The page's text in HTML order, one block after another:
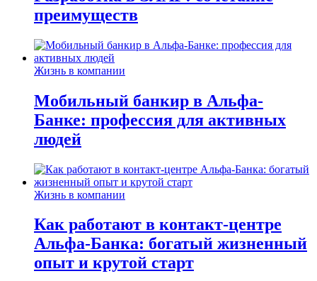
преимуществ
Жизнь в компании
Мобильный банкир в Альфа-
Банке: профессия для активных
людей
Жизнь в компании
Как работают в контакт-центре
Альфа-Банка: богатый жизненный
опыт и крутой старт